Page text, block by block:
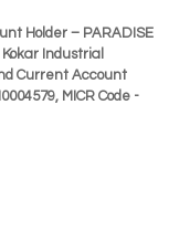
Holder – PARADISE
Industrial
Current Account
MICR Code -